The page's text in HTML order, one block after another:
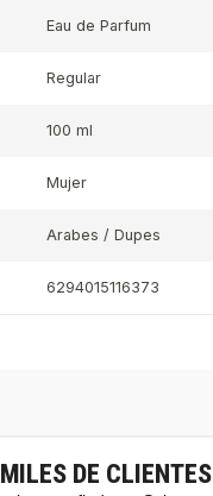
Eau de Parfum
Regular
100 ml
Mujer
Arabes / Dupes
6294015116373
MILES DE CLIENTES